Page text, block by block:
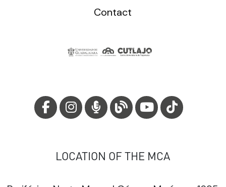
Contact
LOCATION OF THE MCA